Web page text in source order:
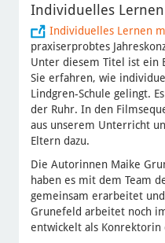
Individuelles
Individuelles Lernen
praxiserprobtes
Unter diesem Titel ist ein
Sie erfahren, wie
Lindgren-Schule gelingt.
der Ruhr. In den
aus unserem Unterricht
Eltern dazu.
Die Autorinnen Maike
haben es mit dem Team
gemeinsam erarbeitet
Grunefeld arbeitet noch
entwickelt als Konrektorin